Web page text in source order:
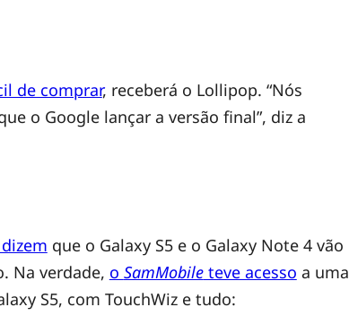
de comprar, receberá o Lollipop. “Nós
o Google lançar a versão final”, diz a
que o Galaxy S5 e o Galaxy Note 4 vão
Na verdade, o SamMobileteve acesso a uma
S5, com TouchWiz e tudo: